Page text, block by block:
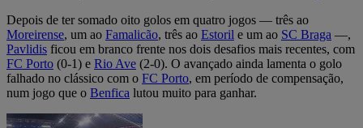
Depois de ter somado oito golos em quatro jogos — três ao
Moreirense, um ao Famalicão, três ao Estoril e um ao SC Braga —,
Pavlidis ficou em branco frente nos dois desafios mais recentes, com
FC Porto (0-1) e Rio Ave (2-0). O avançado ainda lamenta o golo
falhado no clássico com o FC Porto, em período de compensação,
num jogo que o Benfica lutou muito para ganhar.